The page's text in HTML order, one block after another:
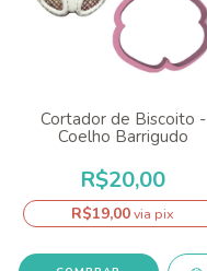
Cortador de Biscoito -
Coelho Barrigudo
R$20,00
R$19,00via pix